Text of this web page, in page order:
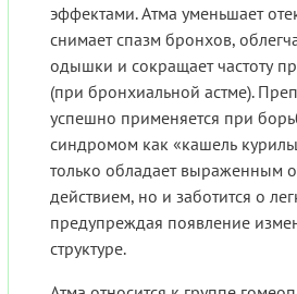
эффектами. Атма уменьшает
снимает спазм бронхов,
одышки и сокращает частоту
(при бронхиальной астме).
успешно применяется при
синдромом как «кашель
только обладает выраженным
действием, но и заботится о
предупреждая появление
структуре.